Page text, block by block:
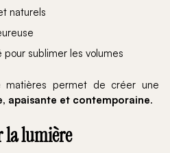
naturels
sublimer les volumes
permet de créer une
apaisante et contemporaine.
la lumière